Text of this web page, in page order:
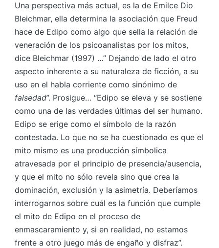
Una perspectiva más actual, es la de Emilce Dio
Bleichmar, ella determina la asociación que Freud
hace de Edipo como algo que sella la relación de
veneración de los psicoanalistas por los mitos,
dice Bleichmar (1997) …” Dejando de lado el otro
aspecto inherente a su naturaleza de ficción, a su
uso en el habla corriente como sinónimo de
falsedad”. Prosigue… “Edipo se eleva y se sostiene
como una de las verdades últimas del ser humano.
Edipo se erige como el símbolo de la razón
contestada. Lo que no se ha cuestionado es que el
mito mismo es una producción símbolica
atravesada por el principio de presencia/ausencia,
y que el mito no sólo revela sino que crea la
dominación, exclusión y la asimetría. Deberíamos
interrogarnos sobre cuál es la función que cumple
el mito de Edipo en el proceso de
enmascaramiento y, si en realidad, no estamos
frente a otro juego más de engaño y disfraz”.